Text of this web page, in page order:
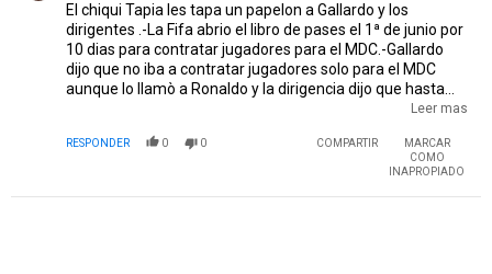
El chiqui Tapia les tapa un papelon a Gallardo y los
dirigentes .-La Fifa abrio el libro de pases el 1ª de junio por
10 dias para contratar jugadores para el MDC.-Gallardo
dijo que no iba a contratar jugadores solo para el MDC
aunque lo llamò a Ronaldo y la dirigencia dijo que hasta
que no terminara el MDC no iban a hacer negociaciones de
tendrìa dos repescados y solo dos refuerzos y 9 jugadores
que no iban a ser tenidos en cuenta por Gallardo.-O sea si
Leer mas
RESPONDER 0 0 COMPARTIR
MARCAR
COMO
INAPROPIADO